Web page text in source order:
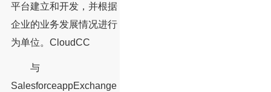
平台建立和开发，并根据
企业的业务发展情况进行
为单位。CloudCC
与
SalesforceappExchange